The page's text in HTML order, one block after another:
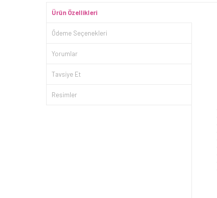
Ürün Özellikleri
Ödeme Seçenekleri
Yorumlar
Tavsiye Et
Resimler